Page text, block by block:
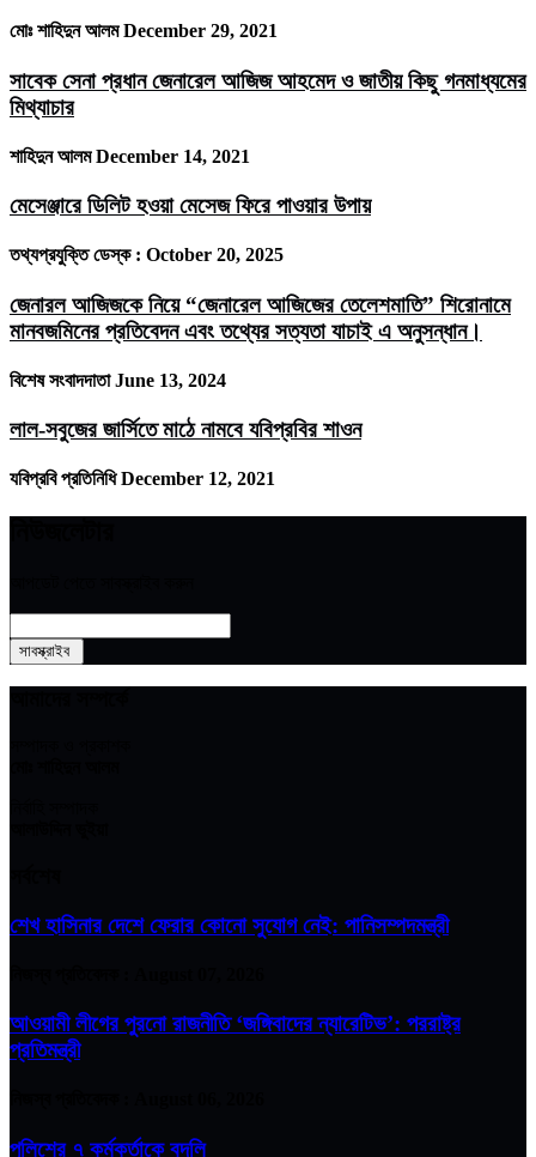
মোঃ শাহিদুন আলমDecember 29, 2021
সাবেক সেনা প্রধান জেনারেল আজিজ আহমেদ ও জাতীয় কিছু গনমাধ্যমের
মিথ্যাচার
শাহিদুন আলমDecember 14, 2021
মেসেঞ্জারে ডিলিট হওয়া মেসেজ ফিরে পাওয়ার উপায়
তথ্যপ্রযুক্তি ডেস্ক : October 20, 2025
জেনারল আজিজকে নিয়ে “জেনারেল আজিজের তেলেশমাতি” শিরোনামে
মানবজমিনের প্রতিবেদন এবং তথ্যের সত্যতা যাচাই এ অনুসন্ধান।
বিশেষ সংবাদদাতাJune 13, 2024
লাল-সবুজের জার্সিতে মাঠে নামবে যবিপ্রবির শাওন
যবিপ্রবি প্রতিনিধিDecember 12, 2021
শেখ হাসিনার দেশে ফেরার কোনো সুযোগ নেই: পানিসম্পদমন্ত্রী
আওয়ামী লীগের পুরনো রাজনীতি ‘জঙ্গিবাদের ন্যারেটিভ’: পররাষ্ট্র
প্রতিমন্ত্রী
পুলিশের ৭ কর্মকর্তাকে বদলি